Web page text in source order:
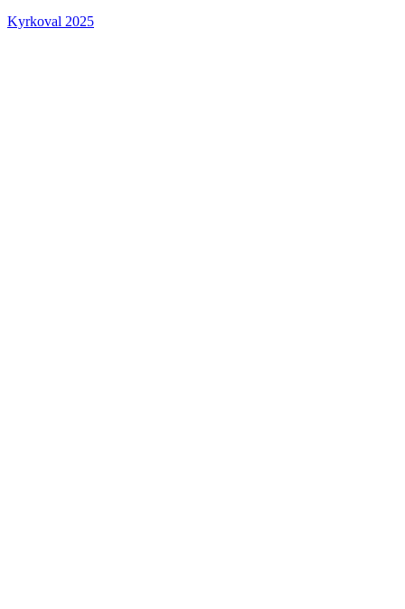
Kyrkoval 2025